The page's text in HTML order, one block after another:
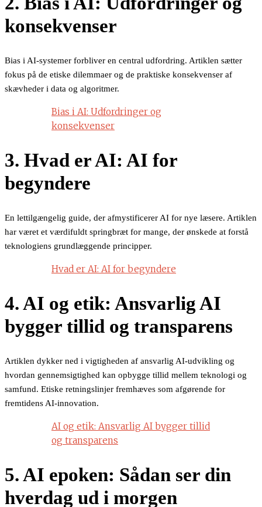
konsekvenser
Bias i AI-systemer forbliver en central udfordring. Artiklen sætter
fokus på de etiske dilemmaer og de praktiske konsekvenser af
skævheder i data og algoritmer.
Bias i AI: Udfordringer og
konsekvenser
3. Hvad er AI: AI for
begyndere
En lettilgængelig guide, der afmystificerer AI for nye læsere. Artiklen
har været et værdifuldt springbræt for mange, der ønskede at forstå
teknologiens grundlæggende principper.
Hvad er AI: AI for begyndere
4. AI og etik: Ansvarlig AI
bygger tillid og transparens
Artiklen dykker ned i vigtigheden af ansvarlig AI-udvikling og
hvordan gennemsigtighed kan opbygge tillid mellem teknologi og
samfund. Etiske retningslinjer fremhæves som afgørende for
fremtidens AI-innovation.
AI og etik: Ansvarlig AI bygger tillid
og transparens
5. AI epoken: Sådan ser din
hverdag ud i morgen